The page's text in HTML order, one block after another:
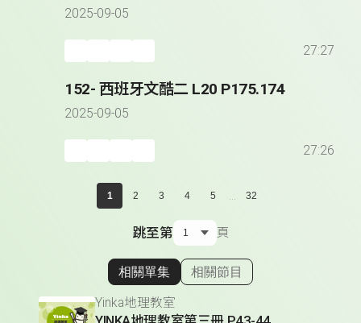
2025-09-05
27:27
152- 西班牙文酷二 L20 P175.174
2025-09-05
27:26
1 2 3 4 5 ... 32
跳至第 頁
顯示相關單集
相關單集 相關節目
Yinka地理教室